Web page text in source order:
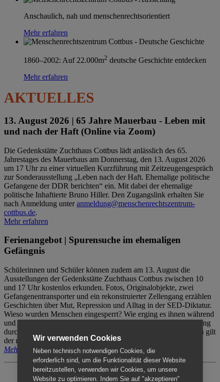
Anschaulich, nah und menschenrechtsorientiert
Mehr erfahren
1860–2002: Auf 22.000m2 deutsche Geschichte entdecken
Mehr erfahren
AKTUELLES
13. August 2026 | 65 Jahre Mauerbau - Leben mit
und nach der Haft (Online via Zoom)
Die Gedenkstätte Zuchthaus Cottbus lädt anlässlich des 65.
Jahrestages des Mauerbaus am Donnerstag, den 13. August 2026
um 17 Uhr zu einer virtuellen Kurzführung mit Zeitzeugengespräch
zur Sonderausstellung „Leben nach der Haft. Ehemalige politische
Gefangene der DDR berichten“ ein. Mit dabei der ehemalige
politische Inhaftierte Bruno Hiller. Den Zugangslink erhalten Sie
nach Anmeldung unteranmeldung@menschenrechtszentrum-
cottbus.de.
Mehr erfahren
Ferienangebot | Spurensuche im ehemaligen
Gefängnis
Schülerinnen und Schüler können zudem am 13. August die
Ausstellungen der Gedenkstätte Zuchthaus Cottbus zwischen 10
und 17 Uhr kostenlos erkunden. Fotos, Originalobjekte, zwei
Gefangenentransporter und ein rekonstruierter Zellengang erzählen
Geschichten über Mut, Repression und Alltag in der SED-Diktatur.
Wieso wurden Menschen eingesperrt? Wie erging es ihnen während
und nach der Haft? Der Besuch erfolgt individuell ohne Betreuung
durch das Menschenrechtszentrum Cottbus. Für Begleitpersonen gilt
der reguläre Eintritt (8€ / ermäßigt 5€).
Mehr erfahren
Wir verwenden Cookies
Neben technisch notwendigen Cookies, die
erforderlich sind, um die Funktionalität dieser Website
bereitzustellen, verwenden wir Cookies, um unsere
Website zu optimieren. Indem Sie auf "akzeptieren"